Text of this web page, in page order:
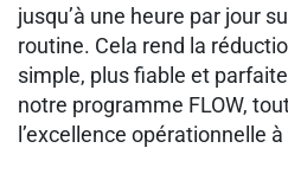
jusqu’à une heure par jour
routine. Cela rend la
simple, plus fiable et
notre programme FLOW,
l’excellence opérationnelle